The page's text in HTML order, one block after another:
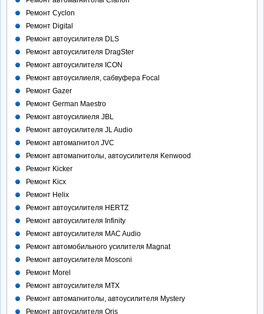
Ремонт Cyclon
Ремонт Digital
Ремонт автоусилителя DLS
Ремонт автоусилителя DragSter
Ремонт автоусилителя ICON
Ремонт автоусилиеля, сабвуфера Focal
Ремонт Gazer
Ремонт German Maestro
Ремонт автоусилиеля JBL
Ремонт автоусилителя JL Audio
Ремонт автомагнитол JVC
Ремонт автомагнитолы, автоусилителя Kenwood
Ремонт Kicker
Ремонт Kicx
Ремонт Helix
Ремонт автоусилителя HERTZ
Ремонт автоусилителя Infinity
Ремонт автоусилителя MAC Audio
Ремонт автомобильного усилителя Magnat
Ремонт автоусилителя Mosconi
Ремонт Morel
Ремонт автоусилителя MTX
Ремонт автомагнитолы, автоусилителя Mystery
Ремонт автоусилителя Oris